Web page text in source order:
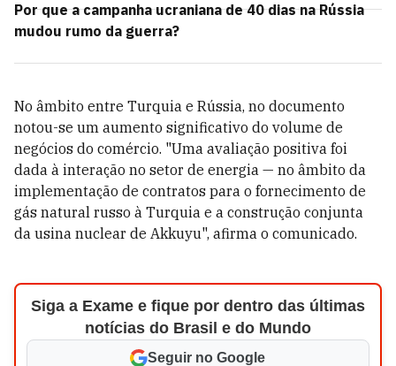
Por que a campanha ucraniana de 40 dias na Rússia
mudou rumo da guerra?
No âmbito entre Turquia e Rússia, no documento
notou-se um aumento significativo do volume de
negócios do comércio. "Uma avaliação positiva foi
dada à interação no setor de energia — no âmbito da
implementação de contratos para o fornecimento de
gás natural russo à Turquia e a construção conjunta
da usina nuclear de Akkuyu", afirma o comunicado.
Siga a Exame e fique por dentro das últimas
notícias do Brasil e do Mundo
Seguir no Google